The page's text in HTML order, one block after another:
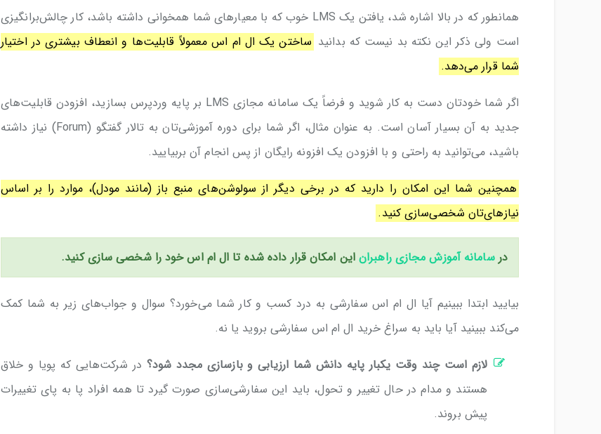
همانطور که در بالا اشاره شد، یافتن یک LMS خوب که با معیارهای شما همخوانی داشته باشد، کار چالش‌برانگیزی
است ولی ذکر این نکته بد نیست که بدانید ساختن یک ال ام اس معمولاً قابلیت‌ها و انعطاف بیشتری در اختیار
شما قرار می‌دهد.
اگر شما خودتان دست به کار شوید و فرضاً یک سامانه مجازی LMS بر پایه وردپرس بسازید، افزودن قابلیت‌های
جدید به آن بسیار آسان است. به عنوان مثال، اگر شما برای دوره آموزشی‌تان به تالار گفتگو (Forum) نیاز داشته
باشید، می‌توانید به راحتی و با افزودن یک افزونه رایگان از پس انجام آن بربیایید.
همچنین شما این امکان را دارید که در برخی دیگر از سولوشن‌های منبع باز (مانند مودل)، موارد را بر اساس
نیازهای‌تان شخصی‌سازی کنید.
در سامانه آموزش مجازی راهبراناین امکان قرار داده شده تا ال ام اس خود را شخصی سازی کنید.
بیایید ابتدا ببینیم آیا ال ام اس سفارشی به درد کسب و کار شما می‌خورد؟ سوال و جواب‌های زیر به شما کمک
می‌کند ببینید آیا باید به سراغ خرید ال ام اس سفارشی بروید یا نه.
لازم است چند وقت یکبار پایه دانش شما ارزیابی و بازسازی مجدد شود؟ در شرکت‌هایی که پویا و خلاق
هستند و مدام در حال تغییر و تحول، باید این سفارشی‌سازی صورت گیرد تا همه افراد پا به پای تغییرات
پیش بروند.